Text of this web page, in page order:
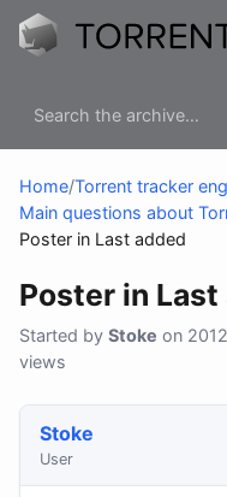
Home/Torrent tracker
Main questions about
Poster in Last added
Poster in Last
Started by Stoke on
views
Stoke
User